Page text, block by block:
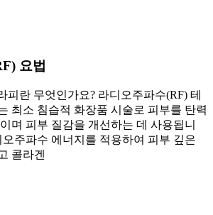
요법
피란 무엇인가요? 라디오주파수(RF) 테
최소 침습적 화장품 시술로 피부를 탄력
며 피부 질감을 개선하는 데 사용됩니
주파수 에너지를 적용하여 피부 깊은
콜라겐